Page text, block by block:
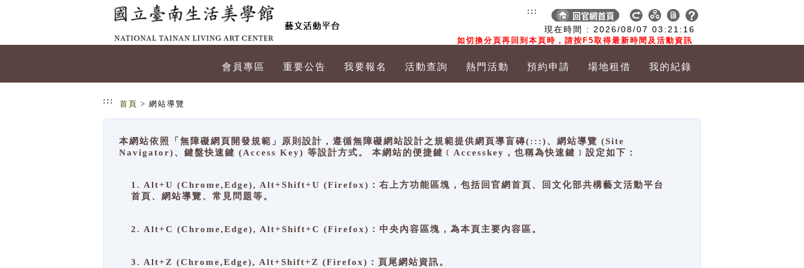
現在時間 : 2026/08/07 03:21:17
如切換分頁再回到本頁時，請按F5取得最新時間及活動資訊
:::
會員專區 重要公告 我要報名 活動查詢 熱門活動 預約申請 場地租借 我的紀錄
::: 首頁 > 網站導覽
本網站依照「無障礙網頁開發規範」原則設計，遵循無障礙網站設計之規範提供網頁導盲磚(:::)、網站導覽 (Site
Navigator)、鍵盤快速鍵 (Access Key) 等設計方式。 本網站的便捷鍵﹝Accesskey，也稱為快速鍵﹞設定如下：
1. Alt+U (Chrome,Edge), Alt+Shift+U (Firefox)：右上方功能區塊，包括回官網首頁、回文化部共構藝文活動平台
首頁、網站導覽、常見問題等。
2. Alt+C (Chrome,Edge), Alt+Shift+C (Firefox)：中央內容區塊，為本頁主要內容區。
3. Alt+Z (Chrome,Edge), Alt+Shift+Z (Firefox)：頁尾網站資訊。